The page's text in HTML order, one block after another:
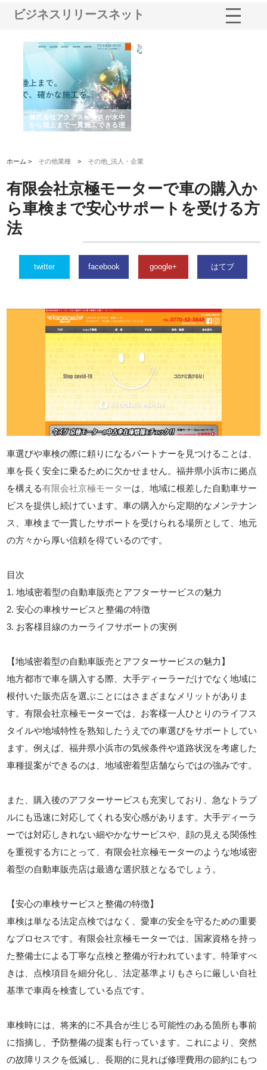
ビジネスリリースネット
株式会社アクアスペースが水中
から陸上まで一貫施工できる理
由
ホーム > その他業種 > その他_法人・企業
有限会社京極モーターで車の購入か
ら車検まで安心サポートを受ける方
法
twitter facebook google+ はてブ
車選びや車検の際に頼りになるパートナーを見つけることは、
車を長く安全に乗るために欠かせません。福井県小浜市に拠点
を構える有限会社京極モーターは、地域に根差した自動車サー
ビスを提供し続けています。車の購入から定期的なメンテナン
ス、車検まで一貫したサポートを受けられる場所として、地元
の方々から厚い信頼を得ているのです。
目次
1. 地域密着型の自動車販売とアフターサービスの魅力
2. 安心の車検サービスと整備の特徴
3. お客様目線のカーライフサポートの実例
【地域密着型の自動車販売とアフターサービスの魅力】
地方都市で車を購入する際、大手ディーラーだけでなく地域に
根付いた販売店を選ぶことにはさまざまなメリットがありま
す。有限会社京極モーターでは、お客様一人ひとりのライフス
タイルや地域特性を熟知したうえでの車選びをサポートしてい
ます。例えば、福井県小浜市の気候条件や道路状況を考慮した
車種提案ができるのは、地域密着型店舗ならではの強みです。
また、購入後のアフターサービスも充実しており、急なトラブ
ルにも迅速に対応してくれる安心感があります。大手ディーラ
ーでは対応しきれない細やかなサービスや、顔の見える関係性
を重視する方にとって、有限会社京極モーターのような地域密
着型の自動車販売店は最適な選択肢となるでしょう。
【安心の車検サービスと整備の特徴】
車検は単なる法定点検ではなく、愛車の安全を守るための重要
なプロセスです。有限会社京極モーターでは、国家資格を持っ
た整備士による丁寧な点検と整備が行われています。特筆すべ
きは、点検項目を細分化し、法定基準よりもさらに厳しい自社
基準で車両を検査している点です。
車検時には、将来的に不具合が生じる可能性のある箇所も事前
に指摘し、予防整備の提案も行っています。これにより、突然
の故障リスクを低減し、長期的に見れば修理費用の節約にもつ